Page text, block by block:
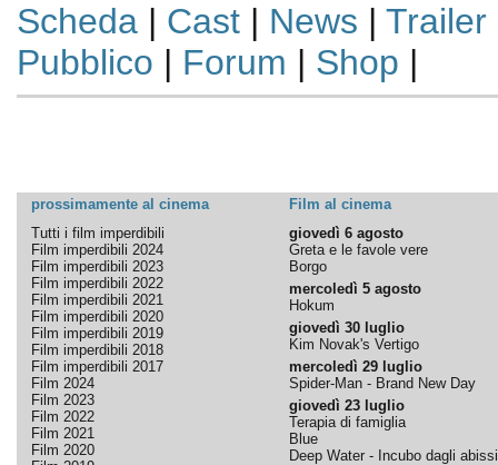
Scheda| Cast| News | Trailer
Pubblico | Forum | Shop |
prossimamente al cinema
Film al cinema
Tutti i film imperdibili
Film imperdibili 2024
Film imperdibili 2023
Film imperdibili 2022
Film imperdibili 2021
Film imperdibili 2020
Film imperdibili 2019
Film imperdibili 2018
Film imperdibili 2017
Film 2024
Film 2023
Film 2022
Film 2021
Film 2020
giovedì 6 agosto
Greta e le favole vere
Borgo
mercoledì 5 agosto
Hokum
giovedì 30 luglio
Kim Novak's Vertigo
mercoledì 29 luglio
Spider-Man - Brand New Day
giovedì 23 luglio
Terapia di famiglia
Blue
Deep Water - Incubo dagli abissi